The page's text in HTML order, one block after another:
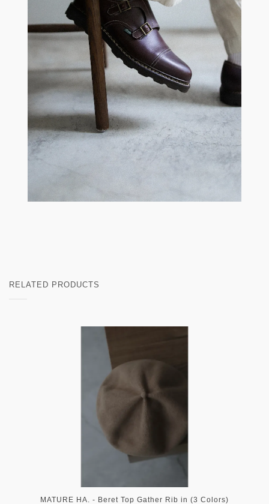
RELATED PRODUCTS
MATURE HA. - Beret Top Gather Rib in (3 Colors)